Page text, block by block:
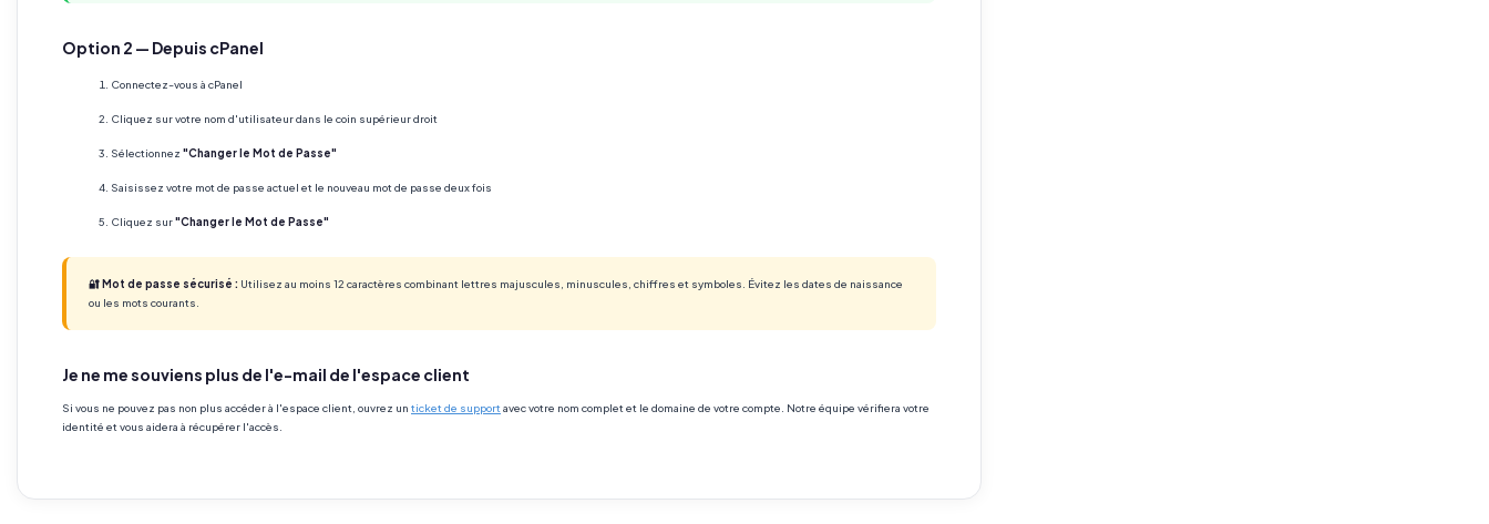
Option 2 — Depuis cPanel
Connectez-vous à cPanel
Cliquez sur votre nom d'utilisateur dans le coin supérieur droit
Sélectionnez "Changer le Mot de Passe"
Saisissez votre mot de passe actuel et le nouveau mot de passe deux fois
Cliquez sur"Changer le Mot de Passe"
🔐 Mot de passe sécurisé : Utilisez au moins 12 caractères combinant lettres majuscules, minuscules, chiffres et symboles. Évitez les dates de naissance
ou les mots courants.
Je ne me souviens plus de l'e-mail de l'espace client
Si vous ne pouvez pas non plus accéder à l'espace client, ouvrez un ticket de support avec votre nom complet et le domaine de votre compte. Notre équipe vérifiera votre
identité et vous aidera à récupérer l'accès.